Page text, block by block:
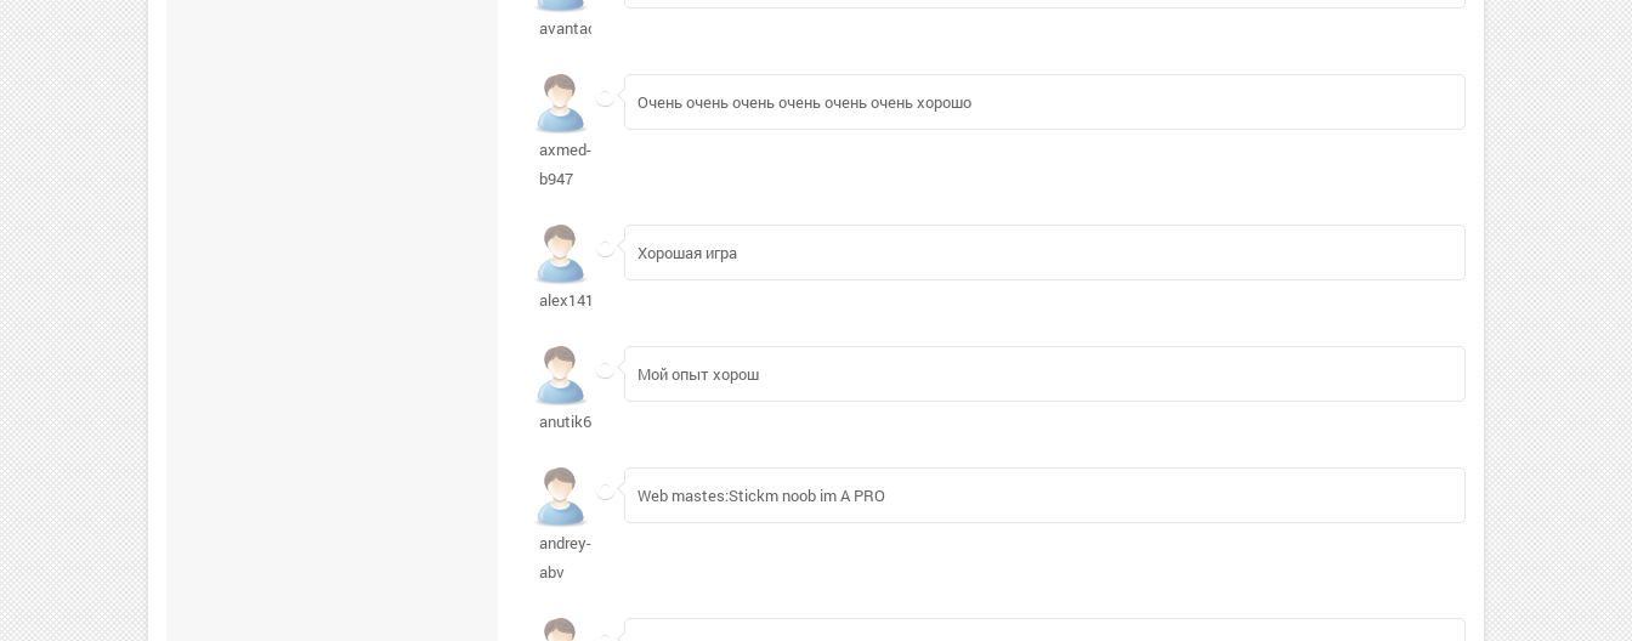
avantach951
axmed-
b947
Очень очень очень очень очень очень хорошо
alex14108935
Хорошая игра
anutik6391
Мой опыт хорош
andrey-
abv
Web mastes:Stickm noob im A PRO